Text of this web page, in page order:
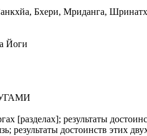
Бхери, Мриданга,
Йоги
[разделах]; результаты
достоинств этих